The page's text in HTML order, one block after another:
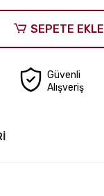
SEPETE EKLE
Güvenli
Alışveriş